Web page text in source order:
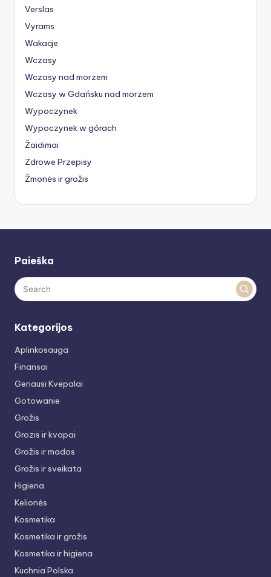
Verslas
Vyrams
Wakacje
Wczasy
Wczasy nad morzem
Wczasy w Gdańsku nad morzem
Wypoczynek
Wypoczynek w górach
Žaidimai
Zdrowe Przepisy
Žmonės ir grožis
Paieška
Kategorijos
Aplinkosauga
Finansai
Geriausi Kvepalai
Gotowanie
Grožis
Grozis ir kvapai
Grožis ir mados
Grožis ir sveikata
Higiena
Kelionės
Kosmetika
Kosmetika ir grožis
Kosmetika ir higiena
Kuchnia Polska